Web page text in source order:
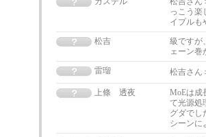
っこう楽
イプルも
松吉
級ですが
ェーン
雷瑠
松吉さん
上條 透夜
MoEは成
て光源処
グダでし
シーンに